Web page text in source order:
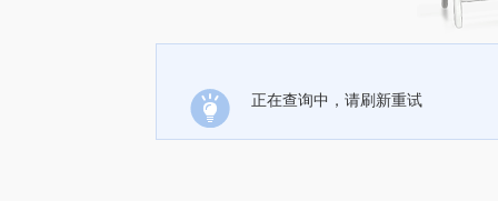
正在查询中，请刷新重试